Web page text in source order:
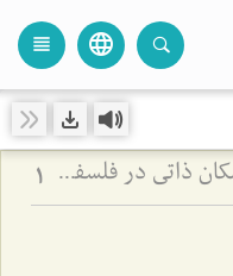
language
view_headline
استحالۀ امکان بالغیر و تبیین امکان ذاتی در فلسفه اسلامی - بررسی نسبت امکان، وجوب و امتناع از دیدگاه آخوند 1